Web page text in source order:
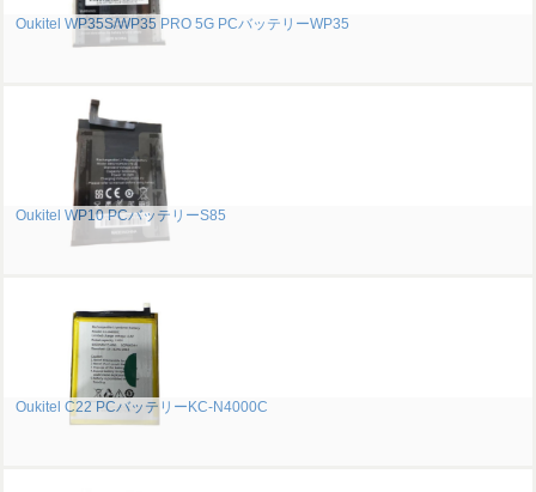
Oukitel WP35S/WP35 PRO 5G PCバッテリーWP35
Oukitel WP10 PCバッテリーS85
Oukitel C22 PCバッテリーKC-N4000C